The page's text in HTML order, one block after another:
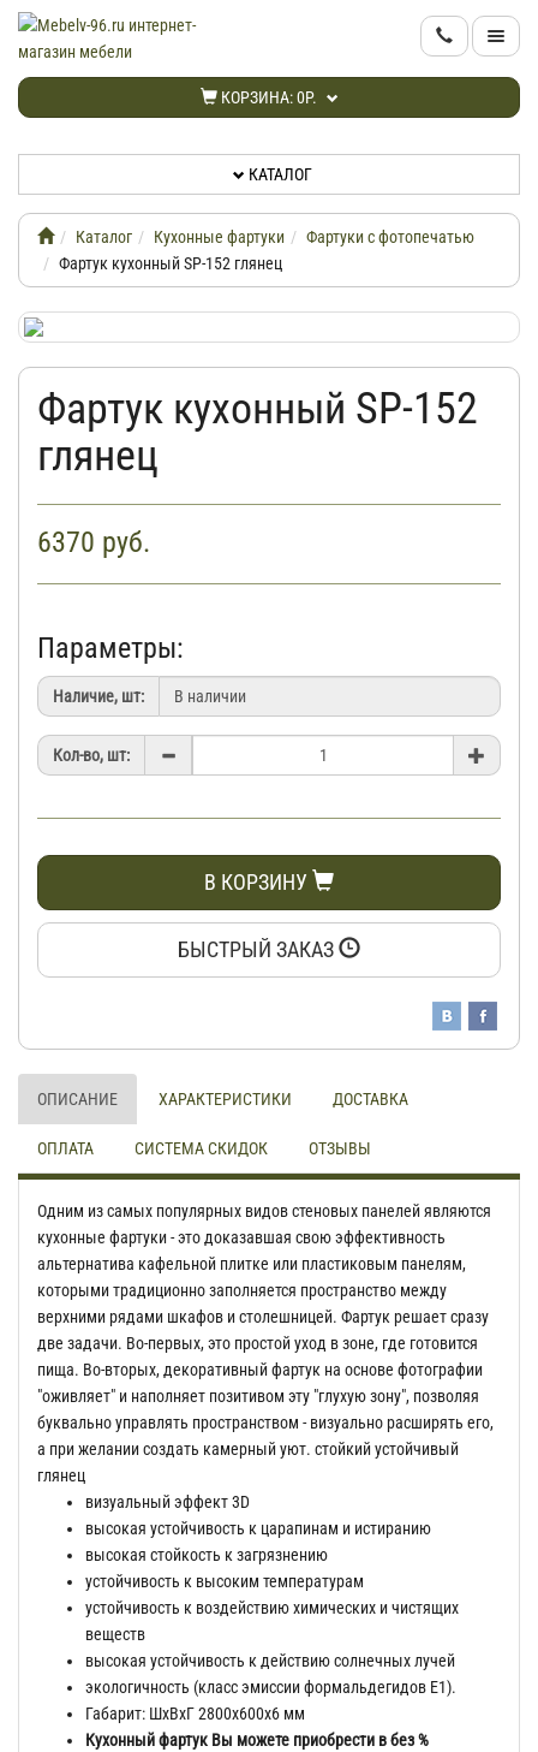
КОРЗИНА:0Р.
КАТАЛОГ
НОВИНКИ
ИНФОРМАЦИЯ
ДОСТАВКА
КАБИНЕТ
КОНТАКТЫ
КАТАЛОГ
Каталог Кухонные фартуки
Фартуки с фотопечатью
Фартук кухонный SP-152 глянец
Фартук кухонный SP-152
глянец
6370 руб.
Параметры:
Наличие, шт:
Кол-во, шт:
В КОРЗИНУ
БЫСТРЫЙ ЗАКАЗ
ОПИСАНИЕ ХАРАКТЕРИСТИКИ ДОСТАВКА
ОПЛАТА СИСТЕМА СКИДОК ОТЗЫВЫ
Одним из самых популярных видов стеновых панелей являются
кухонные фартуки - это доказавшая свою эффективность
альтернатива кафельной плитке или пластиковым панелям,
которыми традиционно заполняется пространство между
верхними рядами шкафов и столешницей. Фартук решает сразу
две задачи. Во-первых, это простой уход в зоне, где готовится
пища. Во-вторых, декоративный фартук на основе фотографии
"оживляет" и наполняет позитивом эту "глухую зону", позволяя
буквально управлять пространством - визуально расширять его,
а при желании создать камерный уют. стойкий устойчивый
глянец
визуальный эффект 3D
высокая устойчивость к царапинам и истиранию
высокая стойкость к загрязнению
устойчивость к высоким температурам
устойчивость к воздействию химических и чистящих
веществ
высокая устойчивость к действию солнечных лучей
экологичность (класс эмиссии формальдегидов Е1).
Габарит: ШхВхГ 2800х600х6 мм
Кухонный фартук Вы можете приобрести в без %